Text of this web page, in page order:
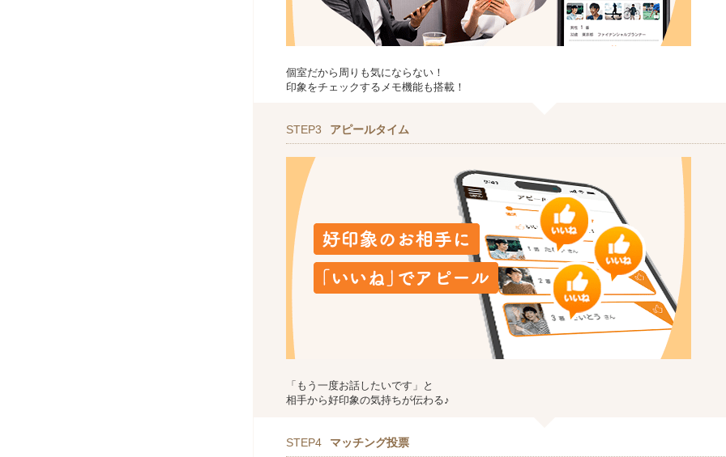
個室だから周りも気にならない！
印象をチェックするメモ機能も搭載！
STEP3 アピールタイム
「もう一度お話したいです」と
相手から好印象の気持ちが伝わる♪
STEP4 マッチング投票